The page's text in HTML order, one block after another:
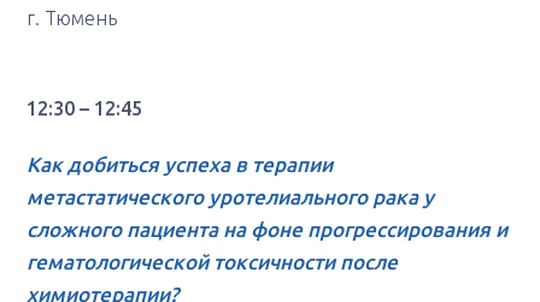
г. Тюмень
12:30 – 12:45
Как добиться успеха в терапии
метастатического уротелиального рака у
сложного пациента на фоне прогрессирования и
гематологической токсичности после
химиотерапии?